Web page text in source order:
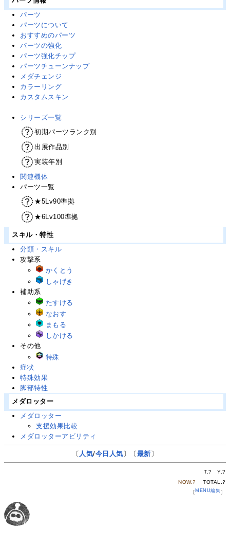
パーツ
パーツについて
おすすめのパーツ
パーツの強化
パーツ強化チップ
パーツチューンナップ
メダチェンジ
カラーリング
カスタムスキン
シリーズ一覧
初期パーツランク別
出展作品別
実装年別
関連機体
パーツ一覧
★5Lv90準拠
★6Lv100準拠
スキル・特性
分類・スキル
攻撃系
かくとう
しゃげき
補助系
たすける
なおす
まもる
しかける
その他
特殊
症状
特殊効果
脚部特性
メダロッター
メダロッター
支援効果比較
メダロッターアビリティ
〔 人気/今日人気 〕〔 最新 〕
T.? Y.?
NOW.? TOTAL.?
〔MENU編集〕